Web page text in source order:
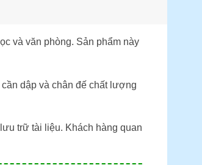
và văn phòng. Sản phẩm này
dập và chân đế chất lượng
trữ tài liệu. Khách hàng quan